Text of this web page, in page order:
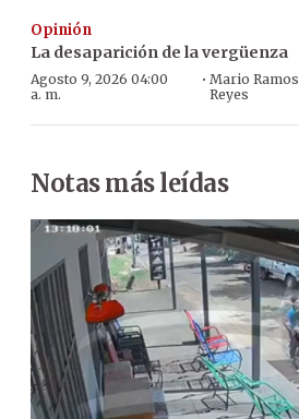
Opinión
La desaparición de la vergüenza
Agosto 9, 2026 04:00
a. m.
· Mario Ramos
Reyes
Notas más leídas